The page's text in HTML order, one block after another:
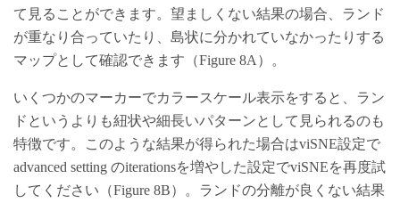
て見ることができます。望ましくない結果の場合、ランド
が重なり合っていたり、島状に分かれていなかったりする
マップとして確認できます（Figure 8A）。
いくつかのマーカーでカラースケール表示をすると、ラン
ドというよりも紐状や細長いパターンとして見られるのも
特徴です。このような結果が得られた場合はviSNE設定で
advanced setting のiterationsを増やした設定でviSNEを再度試
してください（Figure 8B）。ランドの分離が良くない結果